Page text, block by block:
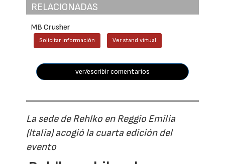
RELACIONADAS
MB Crusher
Solicitar información Ver stand virtual
ver/escribir comentarios
La sede de Rehlko en Reggio Emilia
(Italia) acogió la cuarta edición del
evento